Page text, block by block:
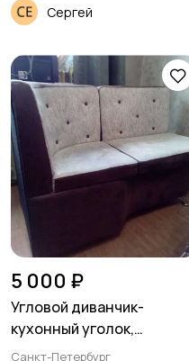
Сергей
5 000 ₽
Угловой диванчик-
кухонный уголок,
удобный, в хорошем
Санкт-Петербург